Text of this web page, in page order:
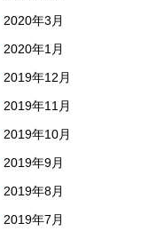
2020年3月
2020年1月
2019年12月
2019年11月
2019年10月
2019年9月
2019年8月
2019年7月